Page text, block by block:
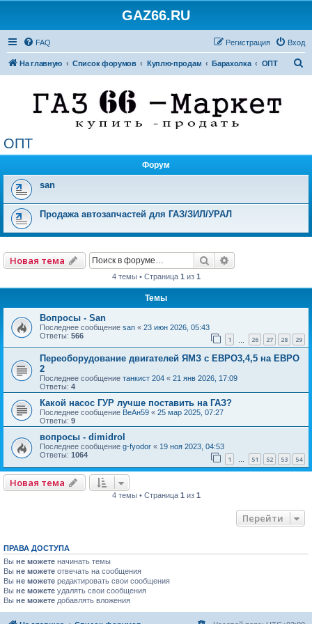
GAZ66.RU
FAQ Вход
Регистрация
На главную Список форумов Куплю-продам Барахолка ОПТ
ОПТ
Форум
san
Продажа автозапчастей для ГАЗ/ЗИЛ/УРАЛ
Новая тема Поиск
4 темы • Страница 1 из 1
Темы
Вопросы - San
Последнее сообщение san « 23 июн 2026, 05:43
Ответы: 566 1 26 27 28 29
Переоборудование двигателей ЯМЗ с ЕВРО3,4,5 на ЕВРО
2
Последнее сообщение танкист 204 « 21 янв 2026, 17:09
Ответы: 4
Какой насос ГУР лучше поставить на ГАЗ?
Последнее сообщение ВеАн59 « 25 мар 2025, 07:27
Ответы: 9
вопросы - dimidrol
Последнее сообщение g-fyodor « 19 ноя 2023, 04:53
Ответы: 1064 1 … 51 52 53 54
Новая тема
4 темы • Страница 1 из 1
Перейти
ПРАВА ДОСТУПА
Вы не можете начинать темы
Вы не можете отвечать на сообщения
Вы не можете редактировать свои сообщения
Вы не можете удалять свои сообщения
Вы не можете добавлять вложения